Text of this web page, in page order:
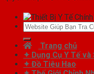
Tìm
kiếm:
Trang chủ
✦ Dụng Cụ Y Tế và
✦ Đồ Tiêu Hao